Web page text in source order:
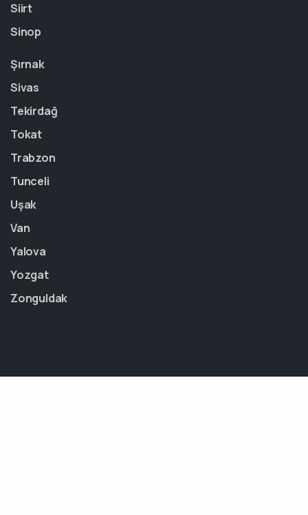
Siirt
Sinop
Şırnak
Sivas
Tekirdağ
Tokat
Trabzon
Tunceli
Uşak
Van
Yalova
Yozgat
Zonguldak